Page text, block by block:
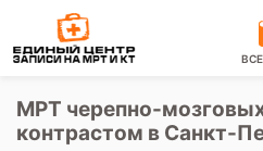
МРТ черепно-
контрастом в Санкт-